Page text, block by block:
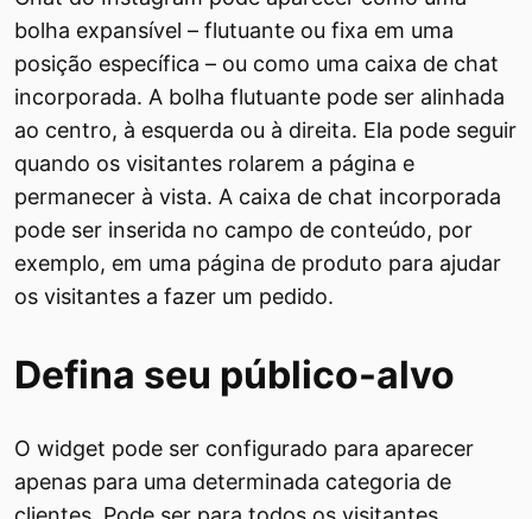
bolha expansível – flutuante ou fixa em uma
posição específica – ou como uma caixa de chat
incorporada. A bolha flutuante pode ser alinhada
ao centro, à esquerda ou à direita. Ela pode seguir
quando os visitantes rolarem a página e
permanecer à vista. A caixa de chat incorporada
pode ser inserida no campo de conteúdo, por
exemplo, em uma página de produto para ajudar
os visitantes a fazer um pedido.
Defina seu público-alvo
O widget pode ser configurado para aparecer
apenas para uma determinada categoria de